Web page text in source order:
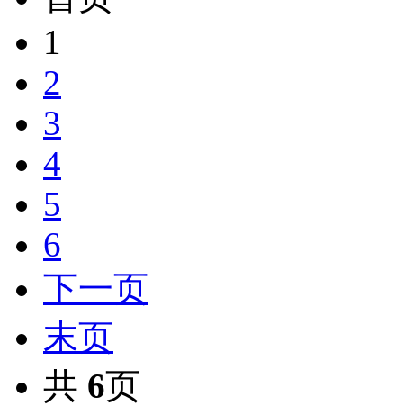
1
2
3
4
5
6
下一页
末页
共 6页